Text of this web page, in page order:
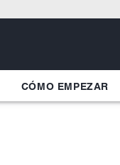
CÓMO EMPEZAR